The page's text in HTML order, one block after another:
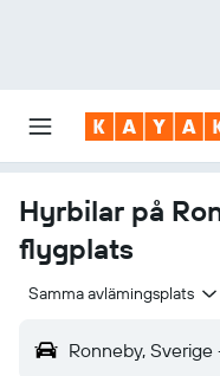
Hyrbilar på
flygplats
Samma avlämingsplats
Ronneby, Sverige